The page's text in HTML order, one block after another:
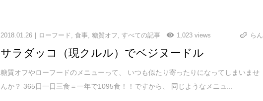
2018.01.26 ローフード ,食事 ,糖質オフ ,すべての記事 1,023 views らん
サラダッコ（現クルル）でベジヌードル
糖質オフやローフードのメニューって、 いつも似たり寄ったりになってしまいませ
んか？ 365日一日三食＝一年で1095食！！ですから、 同じようなメニュ...